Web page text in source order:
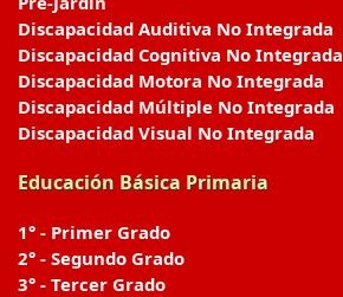
Discapacidad Auditiva No Integrada
Discapacidad Cognitiva No Integrada
Discapacidad Motora No Integrada
Discapacidad Múltiple No Integrada
Discapacidad Visual No Integrada
Educación Básica Primaria
1° - Primer Grado
2° - Segundo Grado
3° - Tercer Grado